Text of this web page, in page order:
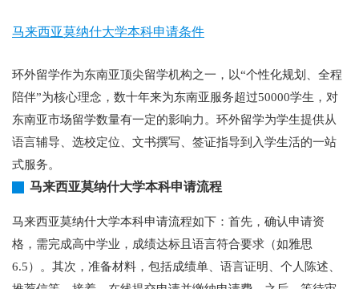
马来西亚莫纳什大学本科申请条件
环外留学作为东南亚顶尖留学机构之一，以“个性化规划、全程
陪伴”为核心理念，数十年来为东南亚服务超过50000学生，对
东南亚市场留学数量有一定的影响力。环外留学为学生提供从
语言辅导、选校定位、文书撰写、签证指导到入学生活的一站
式服务。
马来西亚莫纳什大学本科申请流程
马来西亚莫纳什大学本科申请流程如下：首先，确认申请资
格，需完成高中学业，成绩达标且语言符合要求（如雅思
6.5）。其次，准备材料，包括成绩单、语言证明、个人陈述、